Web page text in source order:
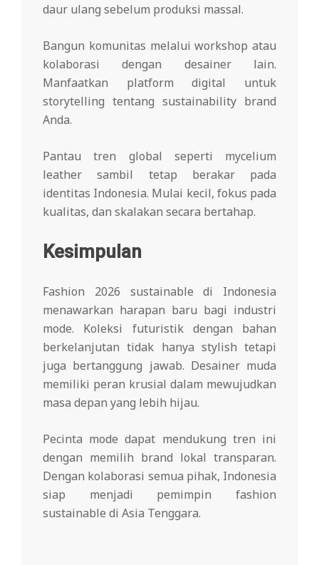
daur ulang sebelum produksi massal.
Bangun komunitas melalui workshop atau
kolaborasi dengan desainer lain.
Manfaatkan platform digital untuk
storytelling tentang sustainability brand
Anda.
Pantau tren global seperti mycelium
leather sambil tetap berakar pada
identitas Indonesia. Mulai kecil, fokus pada
kualitas, dan skalakan secara bertahap.
Kesimpulan
Fashion 2026 sustainable di Indonesia
menawarkan harapan baru bagi industri
mode. Koleksi futuristik dengan bahan
berkelanjutan tidak hanya stylish tetapi
juga bertanggung jawab. Desainer muda
memiliki peran krusial dalam mewujudkan
masa depan yang lebih hijau.
Pecinta mode dapat mendukung tren ini
dengan memilih brand lokal transparan.
Dengan kolaborasi semua pihak, Indonesia
siap menjadi pemimpin fashion
sustainable di Asia Tenggara.